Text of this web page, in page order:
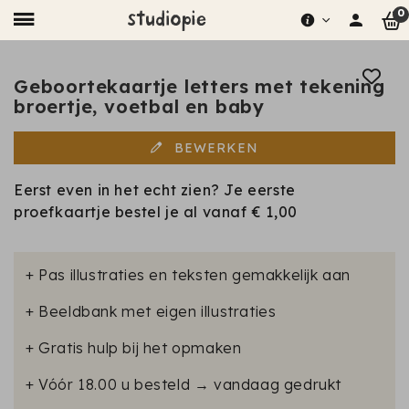
0
Geboortekaartje letters met tekening
broertje, voetbal en baby
BEWERKEN
Eerst even in het echt zien? Je eerste
proefkaartje bestel je al vanaf€ 1,00
+ Pas illustraties en teksten gemakkelijk aan
+ Beeldbank met eigen illustraties
+ Gratis hulp bij het opmaken
+ Vóór 18.00 u besteld → vandaag gedrukt